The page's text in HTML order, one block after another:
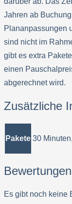
Jahren ab
Plananpassungen
sind nicht im
gibt es extra
einen
abgerechnet wird.
Zusätzliche
Pakete 30
Bewertungen
Es gibt noch keine